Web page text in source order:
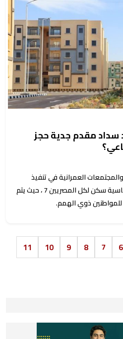
سداد مقدم جدية حجز
العمرانية في تنفيذ
المرحلة الثانية من المبادرة الرئاسية سكن لكل المصريين 7 ، حيث يتم
ذوي الهمم.
6
7
8
9
10
11